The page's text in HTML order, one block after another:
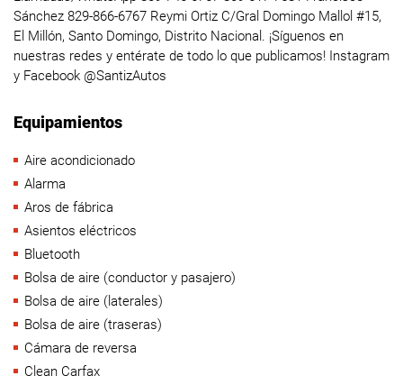
Sánchez 829-866-6767 Reymi Ortiz C/Gral Domingo Mallol #15,
El Millón, Santo Domingo, Distrito Nacional. ¡Síguenos en
nuestras redes y entérate de todo lo que publicamos! Instagram
y Facebook @SantizAutos
Equipamientos
Aire acondicionado
Alarma
Aros de fábrica
Asientos eléctricos
Bluetooth
Bolsa de aire (conductor y pasajero)
Bolsa de aire (laterales)
Bolsa de aire (traseras)
Cámara de reversa
Clean Carfax